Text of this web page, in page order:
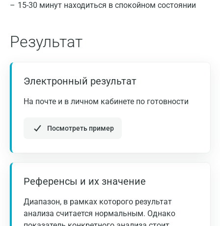
15-30 минут находиться в спокойном состоянии
Результат
Электронный результат
На почте и в личном кабинете по готовности
Посмотреть пример
Референсы и их значение
Диапазон, в рамках которого результат
анализа считается нормальным. Однако
Показатели Норма
мкмоль/л:
мужчины
29,9
< 7,5
Санкт-Петербург